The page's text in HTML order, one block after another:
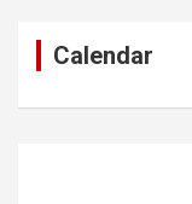
Calendar